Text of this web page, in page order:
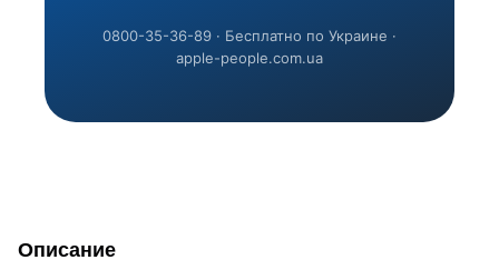
0800-35-36-89 · Бесплатно по Украине ·
apple-people.com.ua
Описание